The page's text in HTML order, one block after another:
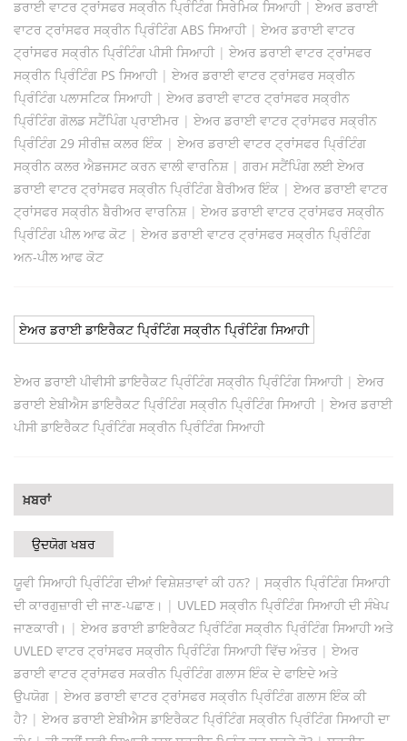
ਡਰਾਈ ਵਾਟਰ ਟ੍ਰਾਂਸਫਰ ਸਕ੍ਰੀਨ ਪ੍ਰਿੰਟਿੰਗ ਸਿਰੇਮਿਕ ਸਿਆਹੀ| ਏਅਰ ਡਰਾਈ
ਵਾਟਰ ਟ੍ਰਾਂਸਫਰ ਸਕ੍ਰੀਨ ਪ੍ਰਿੰਟਿੰਗ ABS ਸਿਆਹੀ| ਏਅਰ ਡਰਾਈ ਵਾਟਰ
ਟ੍ਰਾਂਸਫਰ ਸਕ੍ਰੀਨ ਪ੍ਰਿੰਟਿੰਗ ਪੀਸੀ ਸਿਆਹੀ| ਏਅਰ ਡਰਾਈ ਵਾਟਰ ਟ੍ਰਾਂਸਫਰ
ਸਕ੍ਰੀਨ ਪ੍ਰਿੰਟਿੰਗ PS ਸਿਆਹੀ| ਏਅਰ ਡਰਾਈ ਵਾਟਰ ਟ੍ਰਾਂਸਫਰ ਸਕ੍ਰੀਨ
ਪ੍ਰਿੰਟਿੰਗ ਪਲਾਸਟਿਕ ਸਿਆਹੀ| ਏਅਰ ਡਰਾਈ ਵਾਟਰ ਟ੍ਰਾਂਸਫਰ ਸਕ੍ਰੀਨ
ਪ੍ਰਿੰਟਿੰਗ ਗੋਲਡ ਸਟੈਂਪਿੰਗ ਪ੍ਰਾਈਮਰ | ਏਅਰ ਡਰਾਈ ਵਾਟਰ ਟ੍ਰਾਂਸਫਰ ਸਕ੍ਰੀਨ
ਪ੍ਰਿੰਟਿੰਗ 29 ਸੀਰੀਜ਼ ਕਲਰ ਇੰਕ | ਏਅਰ ਡਰਾਈ ਵਾਟਰ ਟ੍ਰਾਂਸਫਰ ਪ੍ਰਿੰਟਿੰਗ
ਸਕ੍ਰੀਨ ਕਲਰ ਐਡਜਸਟ ਕਰਨ ਵਾਲੀ ਵਾਰਨਿਸ਼| ਗਰਮ ਸਟੈਂਪਿੰਗ ਲਈ ਏਅਰ
ਡਰਾਈ ਵਾਟਰ ਟ੍ਰਾਂਸਫਰ ਸਕ੍ਰੀਨ ਪ੍ਰਿੰਟਿੰਗ ਬੈਰੀਅਰ ਇੰਕ | ਏਅਰ ਡਰਾਈ ਵਾਟਰ
ਟ੍ਰਾਂਸਫਰ ਸਕ੍ਰੀਨ ਬੈਰੀਅਰ ਵਾਰਨਿਸ਼| ਏਅਰ ਡਰਾਈ ਵਾਟਰ ਟ੍ਰਾਂਸਫਰ ਸਕ੍ਰੀਨ
ਪ੍ਰਿੰਟਿੰਗ ਪੀਲ ਆਫ ਕੋਟ | ਏਅਰ ਡਰਾਈ ਵਾਟਰ ਟ੍ਰਾਂਸਫਰ ਸਕ੍ਰੀਨ ਪ੍ਰਿੰਟਿੰਗ
ਅਨ-ਪੀਲ ਆਫ ਕੋਟ
ਏਅਰ ਡਰਾਈ ਡਾਇਰੈਕਟ ਪ੍ਰਿੰਟਿੰਗ ਸਕ੍ਰੀਨ ਪ੍ਰਿੰਟਿੰਗ ਸਿਆਹੀ
ਏਅਰ ਡਰਾਈ ਪੀਵੀਸੀ ਡਾਇਰੈਕਟ ਪ੍ਰਿੰਟਿੰਗ ਸਕ੍ਰੀਨ ਪ੍ਰਿੰਟਿੰਗ ਸਿਆਹੀ| ਏਅਰ
ਡਰਾਈ ਏਬੀਐਸ ਡਾਇਰੈਕਟ ਪ੍ਰਿੰਟਿੰਗ ਸਕ੍ਰੀਨ ਪ੍ਰਿੰਟਿੰਗ ਸਿਆਹੀ| ਏਅਰ ਡਰਾਈ
ਪੀਸੀ ਡਾਇਰੈਕਟ ਪ੍ਰਿੰਟਿੰਗ ਸਕ੍ਰੀਨ ਪ੍ਰਿੰਟਿੰਗ ਸਿਆਹੀ
ਖ਼ਬਰਾਂ
ਉਦਯੋਗ ਖਬਰ
ਯੂਵੀ ਸਿਆਹੀ ਪ੍ਰਿੰਟਿੰਗ ਦੀਆਂ ਵਿਸ਼ੇਸ਼ਤਾਵਾਂ ਕੀ ਹਨ? | ਸਕ੍ਰੀਨ ਪ੍ਰਿੰਟਿੰਗ ਸਿਆਹੀ
ਦੀ ਕਾਰਗੁਜ਼ਾਰੀ ਦੀ ਜਾਣ-ਪਛਾਣ। | UVLED ਸਕ੍ਰੀਨ ਪ੍ਰਿੰਟਿੰਗ ਸਿਆਹੀ ਦੀ ਸੰਖੇਪ
ਜਾਣਕਾਰੀ। | ਏਅਰ ਡਰਾਈ ਡਾਇਰੈਕਟ ਪ੍ਰਿੰਟਿੰਗ ਸਕ੍ਰੀਨ ਪ੍ਰਿੰਟਿੰਗ ਸਿਆਹੀ ਅਤੇ
UVLED ਵਾਟਰ ਟ੍ਰਾਂਸਫਰ ਸਕ੍ਰੀਨ ਪ੍ਰਿੰਟਿੰਗ ਸਿਆਹੀ ਵਿੱਚ ਅੰਤਰ | ਏਅਰ
ਡਰਾਈ ਵਾਟਰ ਟ੍ਰਾਂਸਫਰ ਸਕਰੀਨ ਪ੍ਰਿੰਟਿੰਗ ਗਲਾਸ ਇੰਕ ਦੇ ਫਾਇਦੇ ਅਤੇ
ਉਪਯੋਗ | ਏਅਰ ਡਰਾਈ ਵਾਟਰ ਟ੍ਰਾਂਸਫਰ ਸਕ੍ਰੀਨ ਪ੍ਰਿੰਟਿੰਗ ਗਲਾਸ ਇੰਕ ਕੀ
ਹੈ? | ਏਅਰ ਡਰਾਈ ਏਬੀਐਸ ਡਾਇਰੈਕਟ ਪ੍ਰਿੰਟਿੰਗ ਸਕ੍ਰੀਨ ਪ੍ਰਿੰਟਿੰਗ ਸਿਆਹੀ ਦਾ